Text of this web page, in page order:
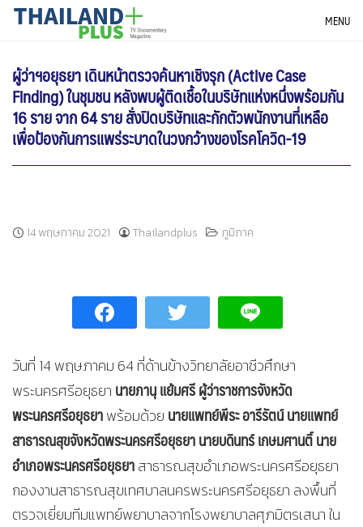
SkipTHAILANDPLUS NEWS MENU
ผู้ว่าฯอยุธยา เดินหน้าตรวจค้นหาเชิงรุก (Active Case
Finding) ในชุมชน หลังพบผู้ติดเชื้อในบริษัทแห่งหนึ่งพร้อมกัน
16 ราย จาก 64 ราย สั่งปิดบริษัทและกักตัวพนักงานที่เหลือ
เพื่อป้องกันการแพร่ระบาดในวงกว้างของโรคโควิด-19
14 พฤษภาคม 2021 Thailandplus ภูมิภาค
วันที่ 14 พฤษภาคม 64 ที่ด้านข้างวิทยาลัยอาชีวศึกษา
พระนครศรีอยุธยา นายภานุ แย้มศรี ผู้ว่าราชการจังหวัด
พระนครศรีอยุธยาพร้อมด้วย นายแพทย์พีระ อารีรัตน์ นายแพทย์
สาธารณสุขจังหวัดพระนครศรีอยุธยา นายบดินทร์ เกษมศานติ์ นาย
อำเภอพระนครศรีอยุธยาสาธารณสุขอำเภอพระนครศรีอยุธยา
กองงานสาธารณสุขเทศบาลนครพระนครศรีอยุธยา ลงพื้นที่
ตรวจเยี่ยมทีมแพทย์พยาบาลจากโรงพยาบาลศุภมิตรเสนา ใน